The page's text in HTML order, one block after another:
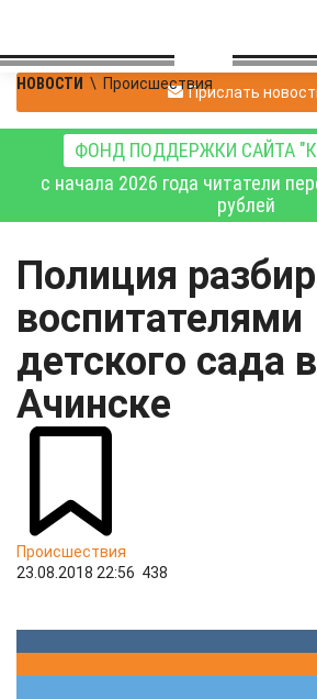
НОВОСТИ \ ПроисшествияПрислать
ФОНД ПОДДЕРЖКИ САЙТА
с начала 2026 года читатели
рублей
Полиция
воспитателями
детского сада в
Ачинске
Происшествия
23.08.2018 22:56 438